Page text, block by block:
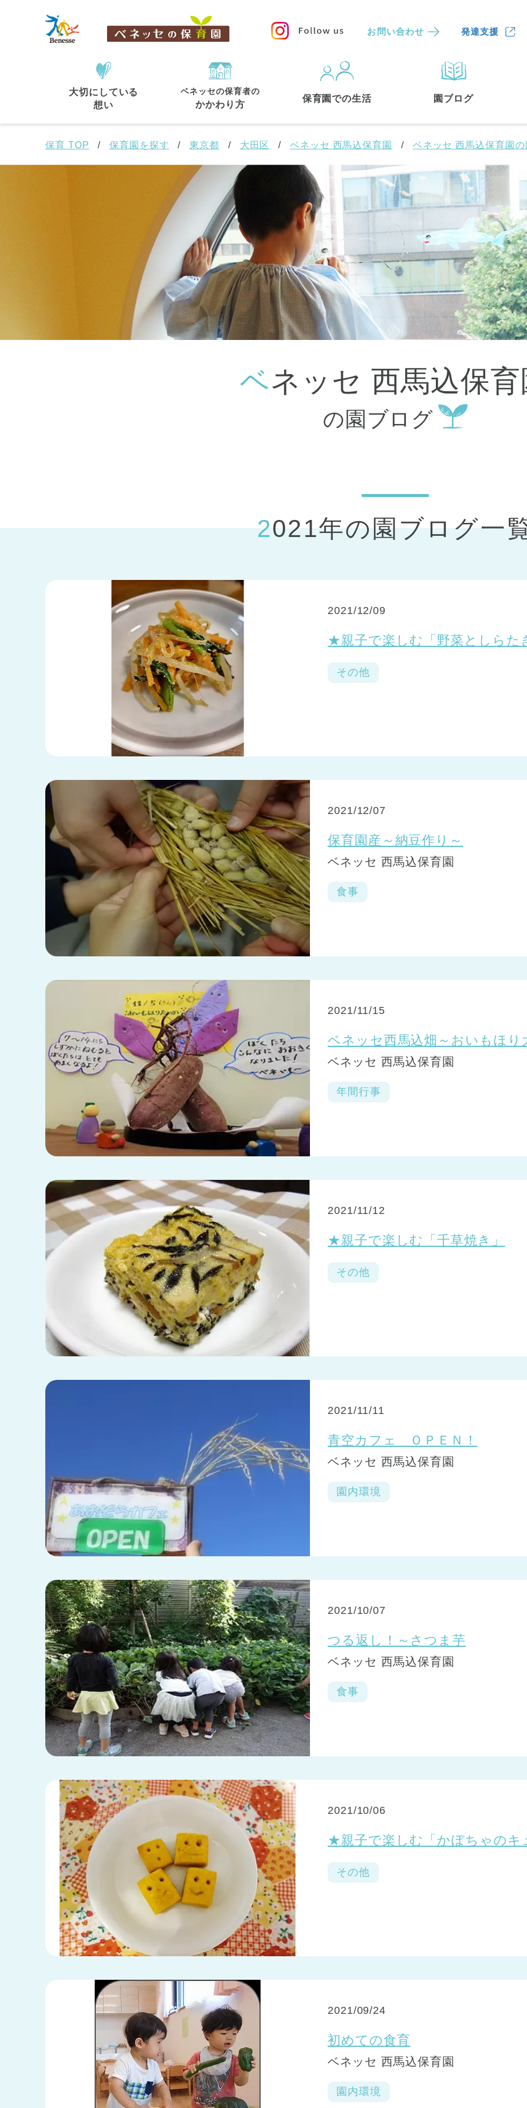
お問い合わせ 発達支援
大切にしている
想い
ベネッセの保育者の
かかわり方
保育園での生活 園ブログ
保育園 を探す
住所・駅名 から探す
から探す
東京都 全域(44) 中央区 港区 文京区(3)
大田区(4) 世田谷区(1) 渋谷区(2)
練馬区(7) 足立区 (1) 葛飾区(1)
国分寺市(1) 狛江市(1) 北区(1)
江東区 (1) 町田市(1) 江戸川区 (1)
川崎市 (9) 横須賀市
兵庫県 兵庫県 全域(2) 神戸市(1) 芦屋市(1)
保育 TOP 保育園を探す 東京都 大田区 ベネッセ 西馬込保育園 ベネッセ 西馬込保育園
ベネッセ 西馬込保
の園ブログ
2021年の園ブログ一
2021/12/09
★親子で楽しむ「野菜としらた
その他
2021/12/07
保育園産～納豆作り～
ベネッセ 西馬込保育園
食事
2021/11/15
ベネッセ西馬込畑～おいもほり
ベネッセ 西馬込保育園
年間行事
2021/11/12
★親子で楽しむ「千草焼き」
その他
2021/11/11
青空カフェ ＯＰＥＮ！
ベネッセ 西馬込保育園
園内環境
2021/10/07
つる返し！～さつま芋
ベネッセ 西馬込保育園
食事
2021/10/06
★親子で楽しむ「かぼちゃのキ
その他
2021/09/24
初めての食育
ベネッセ 西馬込保育園
園内環境